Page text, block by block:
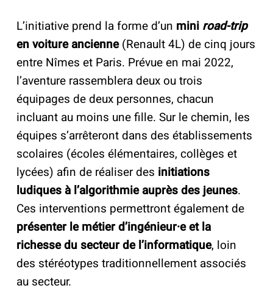
L’initiative prend la forme d’un mini road-trip
en voiture ancienne(Renault 4L) de cinq jours
entre Nîmes et Paris. Prévue en mai 2022,
l’aventure rassemblera deux ou trois
équipages de deux personnes, chacun
incluant au moins une fille. Sur le chemin, les
équipes s’arrêteront dans des établissements
scolaires (écoles élémentaires, collèges et
lycées) afin de réaliser des initiations
ludiques à l’algorithmie auprès des jeunes.
Ces interventions permettront également de
présenter le métier d’ingénieur·e et la
richesse du secteur de l’informatique, loin
des stéréotypes traditionnellement associés
au secteur.